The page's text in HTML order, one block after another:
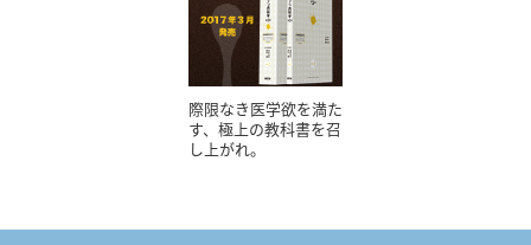
際限なき医学欲を満た
す、極上の教科書を召
し上がれ。